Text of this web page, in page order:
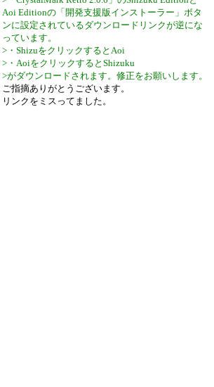
Aoi Editionの「開発支援版インストーラー」ボタ
ンに設定されているダウンロードリンクが逆にな
っています。
>・ShizuをクリックするとAoi
>・AoiをクリックするとShizuku
>がダウンロードされます。修正をお願いします。
ご指摘ありがとうございます。
リンクをミスってました。